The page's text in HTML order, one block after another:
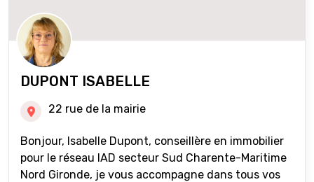
DUPONT ISABELLE
22 rue de la mairie
Bonjour, Isabelle Dupont, conseillère en immobilier
pour le réseau IAD secteur Sud Charente-Maritime
Nord Gironde, je vous accompagne dans tous vos